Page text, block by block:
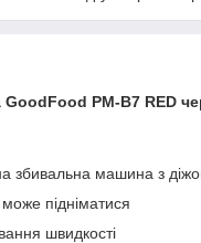
PM-B7 RED
збивальна машина з
підніматися
швидкості